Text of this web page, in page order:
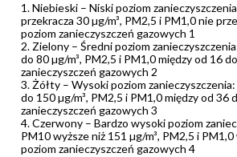
Niebieski – Niski poziom
przekracza 30 µg/m³, PM2,5 i PM1,0 nie
poziom zanieczyszczeń gazowych 1
Zielony – Średni poziom
do 80 µg/m³, PM2,5 i PM1,0 między od 16
zanieczyszczeń gazowych 2
Żółty – Wysoki poziom
do 150 µg/m³, PM2,5 i PM1,0 między od 36
zanieczyszczeń gazowych 3
Czerwony – Bardzo wysoki poziom
PM10 wyższe niż 151 µg/m³, PM2,5 i PM1,0
poziom zanieczyszczeń gazowych 4